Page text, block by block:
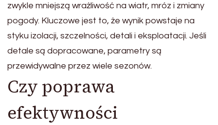
zwykle mniejszą wrażliwość na wiatr, mróz i zmiany
pogody. Kluczowe jest to, że wynik powstaje na
styku izolacji, szczelności, detali i eksploatacji. Jeśli
detale są dopracowane, parametry są
przewidywalne przez wiele sezonów.
Czy poprawa
efektywności